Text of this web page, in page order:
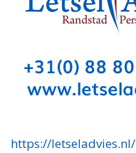
https://letseladvies.nl/